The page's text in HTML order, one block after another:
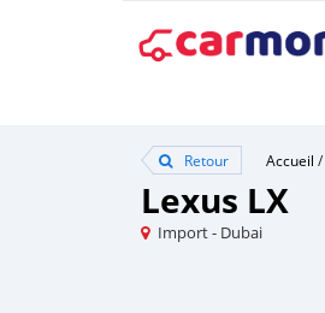
Retour Accueil /
Lexus LX
Import - Dubai